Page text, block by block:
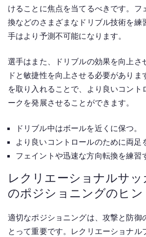
けることに焦点を当てるべきです。フ
換などのさまざまなドリブル技術を練
手はより予測不可能になります。
選手はまた、ドリブルの効果を向上さ
ドと敏捷性を向上させる必要がありま
を取り入れることで、より良いコント
ークを発展させることができます。
ドリブル中はボールを近くに保つ。
より良いコントロールのために両足
フェイントや迅速な方向転換を練習
レクリエーショナルサッ
のポジショニングのヒン
適切なポジショニングは、攻撃と防御
とって重要です。レクリエーショナル